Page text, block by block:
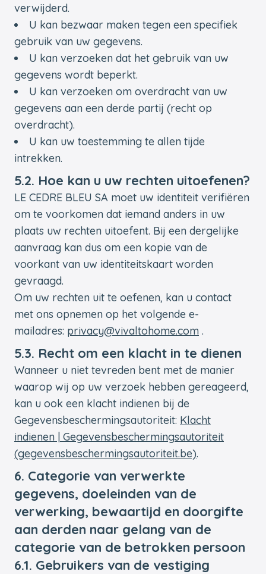
verwijderd.
U kan bezwaar maken tegen een specifiek
gebruik van uw gegevens.
U kan verzoeken dat het gebruik van uw
gegevens wordt beperkt.
U kan verzoeken om overdracht van uw
gegevens aan een derde partij (recht op
overdracht).
U kan uw toestemming te allen tijde
intrekken.
5.2. Hoe kan u uw rechten uitoefenen?
LE CEDRE BLEU SA moet uw identiteit verifiëren
om te voorkomen dat iemand anders in uw
plaats uw rechten uitoefent. Bij een dergelijke
aanvraag kan dus om een kopie van de
voorkant van uw identiteitskaart worden
gevraagd.
Om uw rechten uit te oefenen, kan u contact
met ons opnemen op het volgende e-
mailadres: privacy@vivaltohome.com .
5.3. Recht om een klacht in te dienen
Wanneer u niet tevreden bent met de manier
waarop wij op uw verzoek hebben gereageerd,
kan u ook een klacht indienen bij de
Gegevensbeschermingsautoriteit: Klacht
indienen | Gegevensbeschermingsautoriteit
(gegevensbeschermingsautoriteit.be).
6. Categorie van verwerkte
gegevens, doeleinden van de
verwerking, bewaartijd en doorgifte
aan derden naar gelang van de
categorie van de betrokken persoon
6.1. Gebruikers van de vestiging